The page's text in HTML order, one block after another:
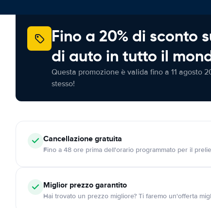
Fino a 20% di sconto
di auto in tutto il
Questa promozione è valida fino a 11 agosto
stesso!
Cancellazionegratuita
Fino a 48 ore prima dell'orario programmato per il
Miglior prezzo garantito
Hai trovato un prezzo migliore? Ti faremo un'offerta